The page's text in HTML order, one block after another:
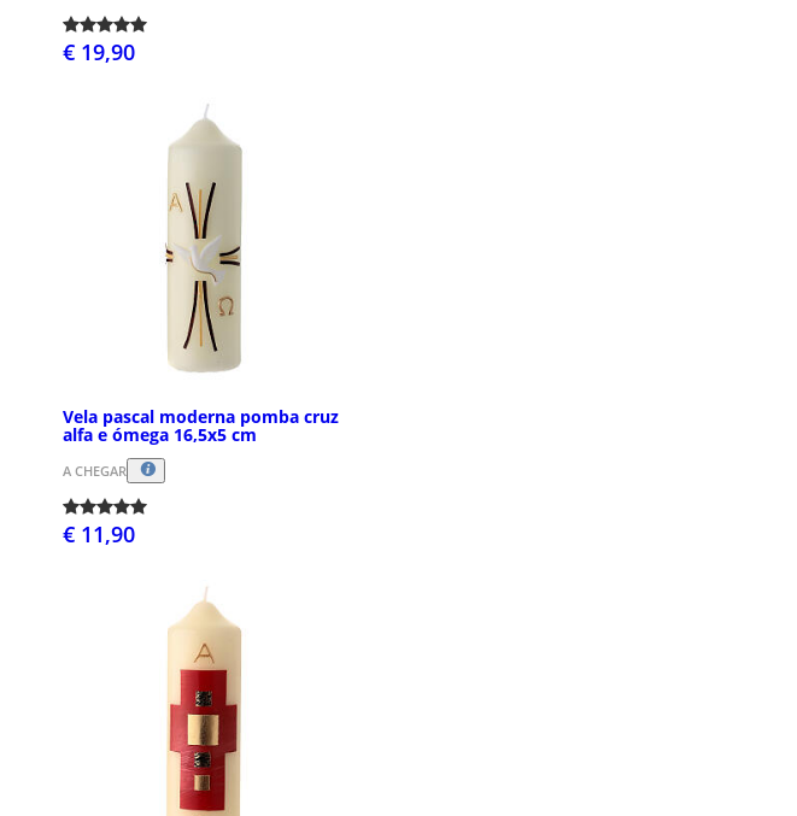
€ 19,90
Vela pascal moderna pomba cruz
alfa e ómega 16,5x5 cm
A CHEGAR
€ 11,90